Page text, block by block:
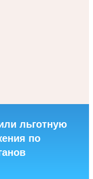
льготную
по